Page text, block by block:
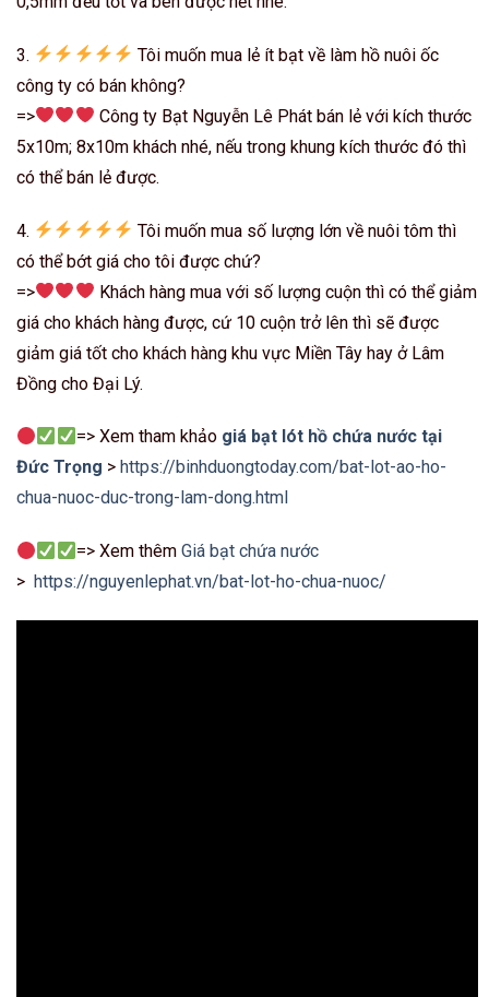
3.
Tôi muốn mua lẻ ít bạt về làm hồ nuôi ốc
công ty có bán không?
=>
Công ty Bạt Nguyễn Lê Phát bán lẻ với kích thước
5x10m; 8x10m khách nhé, nếu trong khung kích thước đó thì
có thể bán lẻ được.
4.
Tôi muốn mua số lượng lớn về nuôi tôm thì
có thể bớt giá cho tôi được chứ?
=>
Khách hàng mua với số lượng cuộn thì có thể giảm
giá cho khách hàng được, cứ 10 cuộn trở lên thì sẽ được
giảm giá tốt cho khách hàng khu vực Miền Tây hay ở Lâm
Đồng cho Đại Lý.
=> Xem tham khảo giá bạt lót hồ chứa nước tại
Đức Trọng > https://binhduongtoday.com/bat-lot-ao-ho-
chua-nuoc-duc-trong-lam-dong.html
=> Xem thêm Giá bạt chứa nước
> https://nguyenlephat.vn/bat-lot-ho-chua-nuoc/